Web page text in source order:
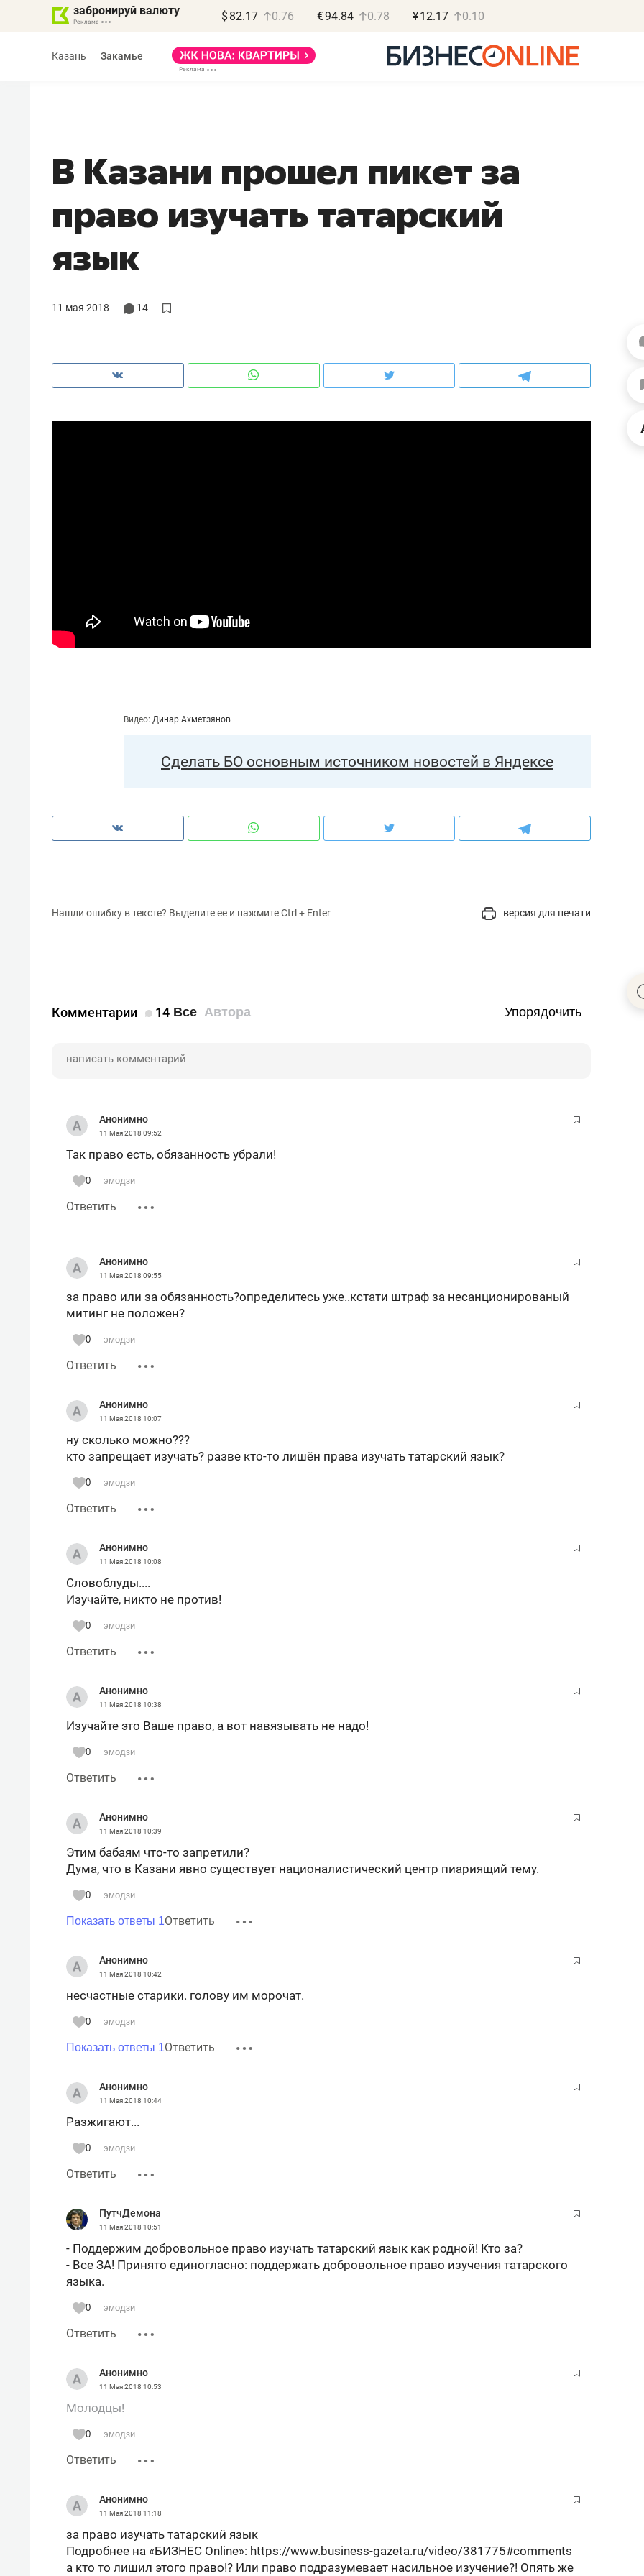
забронируй валюту $ 82.17 0.76 €94.84 0.78 ¥12.17 0.10
Казань Закамье
В Казани прошел пикет за
право изучать татарский
язык
11 мая 2018 14
Видео: Динар Ахметзянов
Сделать БО основным источником новостей в Яндексе
Нашли ошибку в тексте? Выделите ее и нажмите Ctrl + Enter версия для печати
Комментарии 14 Все Автора Упорядочить
Анонимно
11 Мая 2018 09:52
Так право есть, обязанность убрали!
0 эмодзи
Ответить
Анонимно
11 Мая 2018 09:55
за право или за обязанность?определитесь уже..кстати штраф за несанционированый
митинг не положен?
0 эмодзи
Ответить
Анонимно
11 Мая 2018 10:07
ну сколько можно???
кто запрещает изучать? разве кто-то лишён права изучать татарский язык?
0 эмодзи
Ответить
Анонимно
11 Мая 2018 10:08
Словоблуды....
Изучайте, никто не против!
0 эмодзи
Ответить
Анонимно
11 Мая 2018 10:38
Изучайте это Ваше право, а вот навязывать не надо!
0 эмодзи
Ответить
Анонимно
11 Мая 2018 10:39
Этим бабаям что-то запретили?
Дума, что в Казани явно существует националистический центр пиариящий тему.
0 эмодзи
Показать ответы 1Ответить
Анонимно
11 Мая 2018 10:42
несчастные старики. голову им морочат.
0 эмодзи
Показать ответы 1Ответить
Анонимно
11 Мая 2018 10:44
Разжигают...
0 эмодзи
Ответить
ПутчДемона
11 Мая 2018 10:51
- Поддержим добровольное право изучать татарский язык как родной! Кто за?
- Все ЗА! Принято единогласно: поддержать добровольное право изучения татарского
языка.
0 эмодзи
Ответить
Анонимно
11 Мая 2018 10:53
Молодцы!
0 эмодзи
Ответить
Анонимно
11 Мая 2018 11:18
за право изучать татарский язык
Подробнее на «БИЗНЕС Online»: https://www.business-gazeta.ru/video/381775#comments
а кто то лишил этого право!? Или право подразумевает насильное изучение?! Опять же
Василь Мазитов
«Не зная местных
Роман Ободец
«Мне лучше
«Мама
от болезни,
школьной формы о
налогах и развитии
строят тишину в казанском